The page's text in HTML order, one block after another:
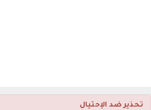
تحذير ضد الإحتيال